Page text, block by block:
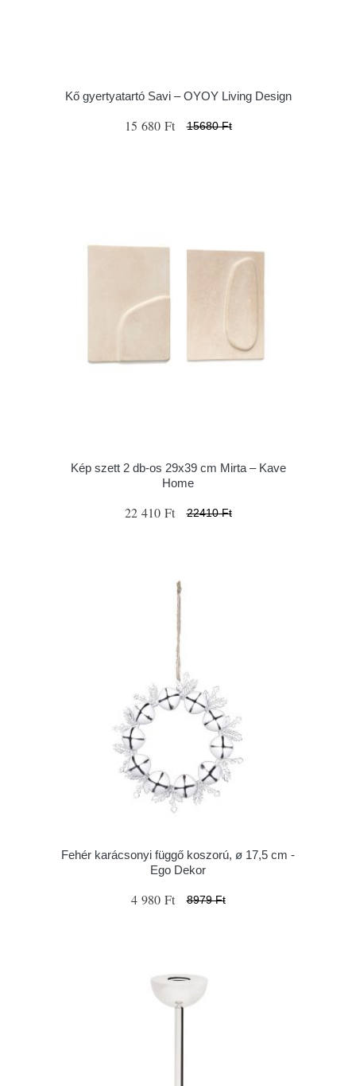
Kő gyertyatartó Savi – OYOY Living Design
15 680 Ft 15680 Ft
Kép szett 2 db-os 29x39 cm Mirta – Kave
Home
22 410 Ft 22410 Ft
Fehér karácsonyi függő koszorú, ø 17,5 cm -
Ego Dekor
4 980 Ft 8979 Ft